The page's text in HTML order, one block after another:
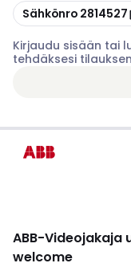
Kopioi
Sähkönro 2814527
Kirjaudu sisään tai
tehdäksesi tilauksen
ABB-Videojakaja
welcome